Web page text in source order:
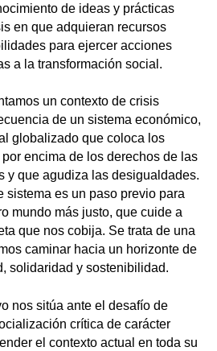
de ideas y prácticas
en que adquieran recursos
para ejercer acciones
a la transformación social.
un contexto de crisis
de un sistema económico,
globalizado que coloca los
encima de los derechos de las
y que agudiza las desigualdades.
sistema es un paso previo para
mundo más justo, que cuide a
que nos cobija. Se trata de una
caminar hacia un horizonte de
solidaridad y sostenibilidad.
nos sitúa ante el desafío de
crítica de carácter
el contexto actual en toda su